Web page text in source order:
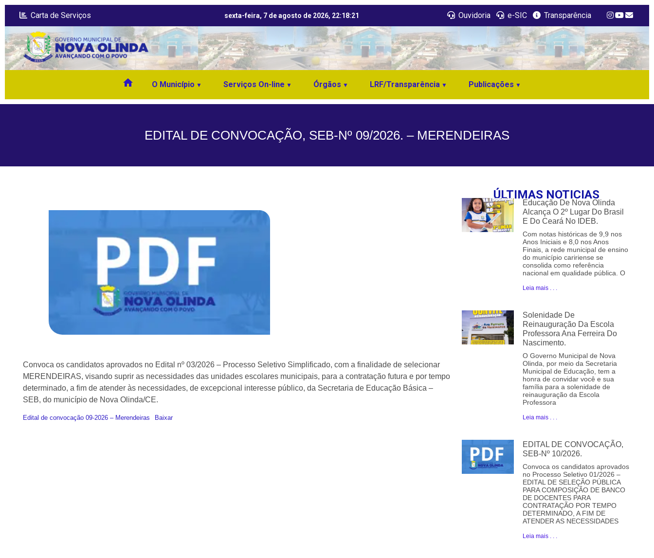
Carta de Serviços sexta-feira, 7 de agosto de 2026, 22:18:22 Ouvidoria e-SIC Transparência
home O Município Serviços On-line Órgãos LRF/Transparência Publicações
EDITAL DE CONVOCAÇÃO, SEB-Nº 09/2026. – MERENDEIRAS
Convoca os candidatos aprovados no Edital nº 03/2026 – Processo Seletivo Simplificado, com a finalidade de selecionar
MERENDEIRAS, visando suprir as necessidades das unidades escolares municipais, para a contratação futura e por tempo
determinado, a fim de atender às necessidades, de excepcional interesse público, da Secretaria de Educação Básica –
SEB, do município de Nova Olinda/CE.
Edital de convocação 09-2026 – Merendeiras Baixar
ÚLTIMAS NOTICIAS
Educação De Nova Olinda
Alcança O 2º Lugar Do Brasil
E Do Ceará No IDEB.
Com notas históricas de 9,9 nos
Anos Iniciais e 8,0 nos Anos
Finais, a rede municipal de ensino
do município caririense se
consolida como referência
nacional em qualidade pública. O
Leia mais . . .
Solenidade De
Reinauguração Da Escola
Professora Ana Ferreira Do
Nascimento.
O Governo Municipal de Nova
Olinda, por meio da Secretaria
Municipal de Educação, tem a
honra de convidar você e sua
família para a solenidade de
reinauguração da Escola
Professora
Leia mais . . .
EDITAL DE CONVOCAÇÃO,
SEB-Nº 10/2026.
Convoca os candidatos aprovados
no Processo Seletivo 01/2026 –
EDITAL DE SELEÇÃO PÚBLICA
PARA COMPOSIÇÃO DE BANCO
DE DOCENTES PARA
CONTRATAÇÃO POR TEMPO
DETERMINADO, A FIM DE
ATENDER AS NECESSIDADES
Leia mais . . .